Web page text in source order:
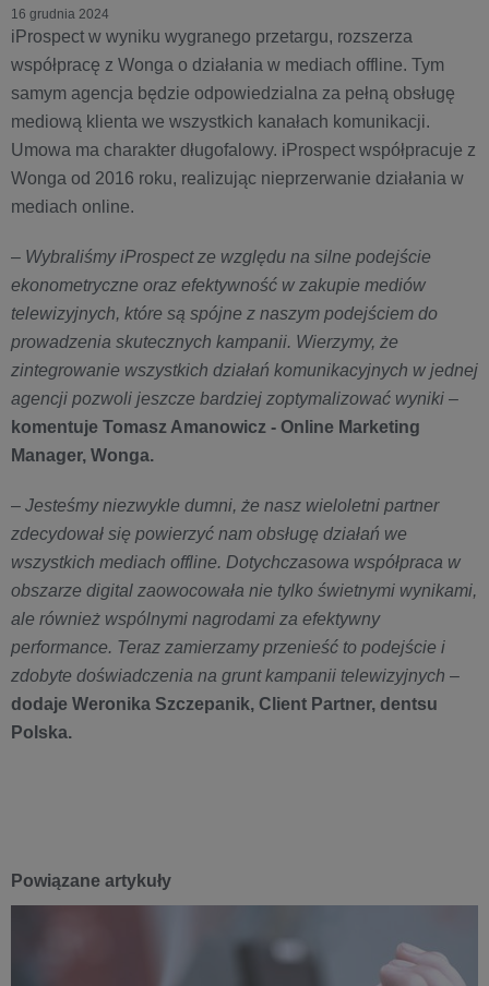
16 grudnia 2024
iProspect w wyniku wygranego przetargu, rozszerza
współpracę z Wonga o działania w mediach offline. Tym
samym agencja będzie odpowiedzialna za pełną obsługę
mediową klienta we wszystkich kanałach komunikacji.
Umowa ma charakter długofalowy. iProspect współpracuje z
Wonga od 2016 roku, realizując nieprzerwanie działania w
mediach online.
– Wybraliśmy iProspect ze względu na silne podejście
ekonometryczne oraz efektywność w zakupie mediów
telewizyjnych, które są spójne z naszym podejściem do
prowadzenia skutecznych kampanii. Wierzymy, że
zintegrowanie wszystkich działań komunikacyjnych w jednej
agencji pozwoli jeszcze bardziej zoptymalizować wyniki –
komentuje Tomasz Amanowicz - Online Marketing
Manager, Wonga.
– Jesteśmy niezwykle dumni, że nasz wieloletni partner
zdecydował się powierzyć nam obsługę działań we
wszystkich mediach offline. Dotychczasowa współpraca w
obszarze digital zaowocowała nie tylko świetnymi wynikami,
ale również wspólnymi nagrodami za efektywny
performance. Teraz zamierzamy przenieść to podejście i
zdobyte doświadczenia na grunt kampanii telewizyjnych –
dodaje Weronika Szczepanik, Client Partner, dentsu
Polska.
Powiązane artykuły